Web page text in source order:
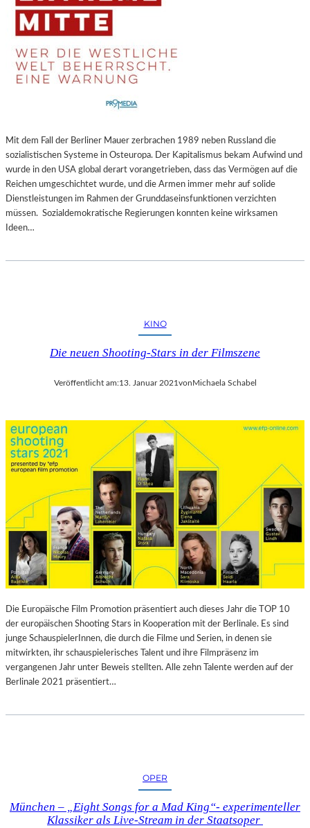
Mit dem Fall der Berliner Mauer zerbrachen 1989 neben Russland die
sozialistischen Systeme in Osteuropa. Der Kapitalismus bekam Aufwind und
wurde in den USA global derart vorangetrieben, dass das Vermögen auf die
Reichen umgeschichtet wurde, und die Armen immer mehr auf solide
Dienstleistungen im Rahmen der Grunddaseinsfunktionen verzichten
müssen. Sozialdemokratische Regierungen konnten keine wirksamen
Ideen…
KINO
Die neuen Shooting-Stars in der Filmszene
Veröffentlicht am:13. Januar 2021vonMichaela Schabel
Die Europäische Film Promotion präsentiert auch dieses Jahr die TOP 10
der europäischen Shooting Stars in Kooperation mit der Berlinale. Es sind
junge SchauspielerInnen, die durch die Filme und Serien, in denen sie
mitwirkten, ihr schauspielerisches Talent und ihre Filmpräsenz im
vergangenen Jahr unter Beweis stellten. Alle zehn Talente werden auf der
Berlinale 2021 präsentiert…
OPER
München – „Eight Songs for a Mad King“- experimenteller
Klassiker als Live-Stream in der Staatsoper